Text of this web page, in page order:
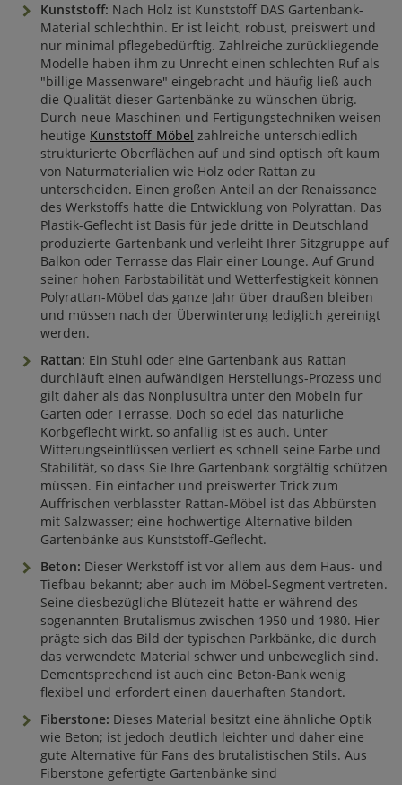
Kunststoff: Nach Holz ist Kunststoff DAS Gartenbank-
Material schlechthin. Er ist leicht, robust, preiswert und
nur minimal pflegebedürftig. Zahlreiche zurückliegende
Modelle haben ihm zu Unrecht einen schlechten Ruf als
"billige Massenware" eingebracht und häufig ließ auch
die Qualität dieser Gartenbänke zu wünschen übrig.
Durch neue Maschinen und Fertigungstechniken weisen
heutige Kunststoff-Möbel zahlreiche unterschiedlich
strukturierte Oberflächen auf und sind optisch oft kaum
von Naturmaterialien wie Holz oder Rattan zu
unterscheiden. Einen großen Anteil an der Renaissance
des Werkstoffs hatte die Entwicklung von Polyrattan. Das
Plastik-Geflecht ist Basis für jede dritte in Deutschland
produzierte Gartenbank und verleiht Ihrer Sitzgruppe auf
Balkon oder Terrasse das Flair einer Lounge. Auf Grund
seiner hohen Farbstabilität und Wetterfestigkeit können
Polyrattan-Möbel das ganze Jahr über draußen bleiben
und müssen nach der Überwinterung lediglich gereinigt
werden.
Rattan: Ein Stuhl oder eine Gartenbank aus Rattan
durchläuft einen aufwändigen Herstellungs-Prozess und
gilt daher als das Nonplusultra unter den Möbeln für
Garten oder Terrasse. Doch so edel das natürliche
Korbgeflecht wirkt, so anfällig ist es auch. Unter
Witterungseinflüssen verliert es schnell seine Farbe und
Stabilität, so dass Sie Ihre Gartenbank sorgfältig schützen
müssen. Ein einfacher und preiswerter Trick zum
Auffrischen verblasster Rattan-Möbel ist das Abbürsten
mit Salzwasser; eine hochwertige Alternative bilden
Gartenbänke aus Kunststoff-Geflecht.
Beton: Dieser Werkstoff ist vor allem aus dem Haus- und
Tiefbau bekannt; aber auch im Möbel-Segment vertreten.
Seine diesbezügliche Blütezeit hatte er während des
sogenannten Brutalismus zwischen 1950 und 1980. Hier
prägte sich das Bild der typischen Parkbänke, die durch
das verwendete Material schwer und unbeweglich sind.
Dementsprechend ist auch eine Beton-Bank wenig
flexibel und erfordert einen dauerhaften Standort.
Fiberstone: Dieses Material besitzt eine ähnliche Optik
wie Beton; ist jedoch deutlich leichter und daher eine
gute Alternative für Fans des brutalistischen Stils. Aus
Fiberstone gefertigte Gartenbänke sind